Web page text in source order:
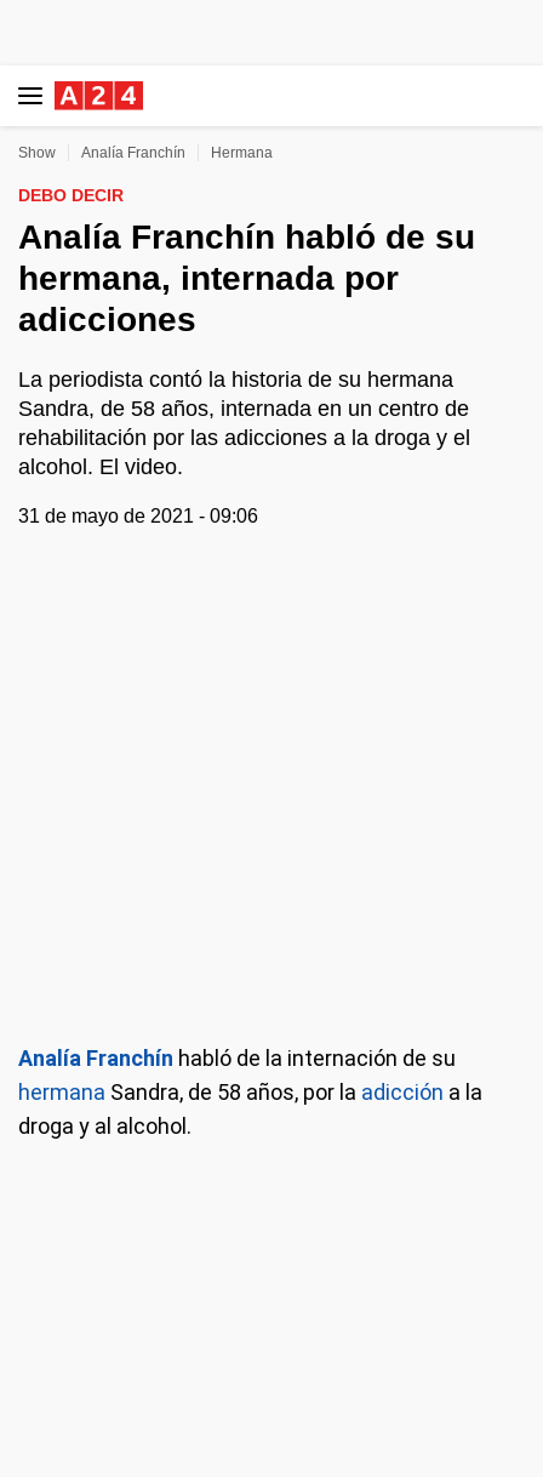
Show Analía Franchín Hermana
DEBO DECIR
Analía Franchín habló de su
hermana, internada por
adicciones
La periodista contó la historia de su hermana
Sandra, de 58 años, internada en un centro de
rehabilitación por las adicciones a la droga y el
alcohol. El video.
31 de mayo de 2021 - 09:06
Analía Franchín habló de la internación de su
hermana Sandra, de 58 años, por la adicción a la
droga y al alcohol.